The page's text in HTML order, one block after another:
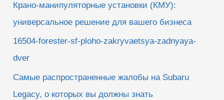
Крано-манипуляторные установки (КМУ):
универсальное решение для вашего бизнеса
16504-forester-sf-ploho-zakryvaetsya-zadnyaya-
dver
Самые распространенные жалобы на Subaru
Legacy, о которых вы должны знать